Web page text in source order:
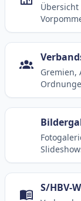
Gremien,
S/HBV-